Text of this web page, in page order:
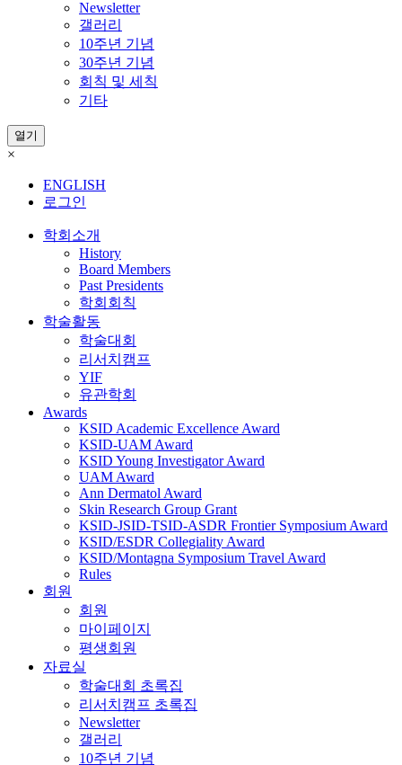
Newsletter
갤러리
10주년 기념
30주년 기념
회칙 및 세칙
기타
열기
×
ENGLISH
로그인
학회소개
History
Board Members
Past Presidents
학회회칙
학술활동
학술대회
리서치캠프
YIF
유관학회
Awards
KSID Academic Excellence Award
KSID-UAM Award
KSID Young Investigator Award
UAM Award
Ann Dermatol Award
Skin Research Group Grant
KSID-JSID-TSID-ASDR Frontier Symposium Award
KSID/ESDR Collegiality Award
KSID/Montagna Symposium Travel Award
Rules
회원
회원
마이페이지
평생회원
자료실
학술대회 초록집
리서치캠프 초록집
Newsletter
갤러리
10주년 기념